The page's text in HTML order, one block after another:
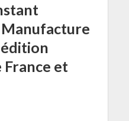
édition
France et